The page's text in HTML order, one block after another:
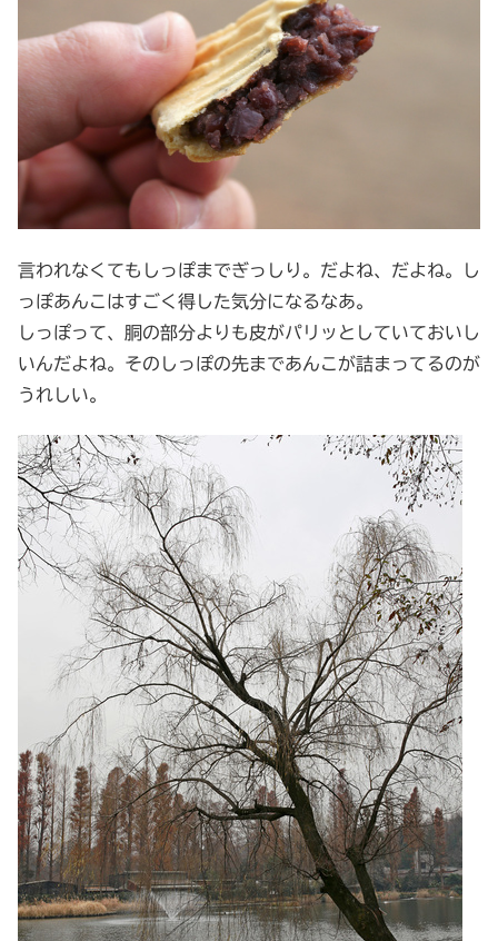
言われなくてもしっぽまでぎっしり。だよね、だよね。し
っぽあんこはすごく得した気分になるなあ。
しっぽって、胴の部分よりも皮がパリッとしていておいし
いんだよね。そのしっぽの先まであんこが詰まってるのが
うれしい。